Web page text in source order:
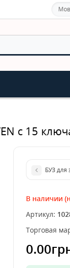
с 15
БУЗ для
В наличии
Артикул:
Торговая